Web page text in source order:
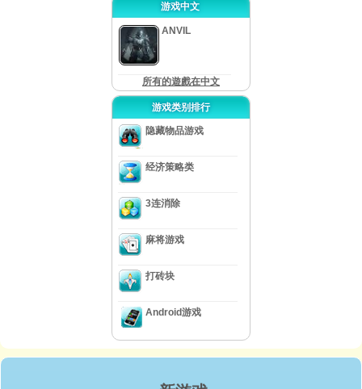
游戏中文
ANVIL
所有的遊戲在中文
游戏类别排行
隐藏物品游戏
经济策略类
3连消除
麻将游戏
打砖块
Android游戏